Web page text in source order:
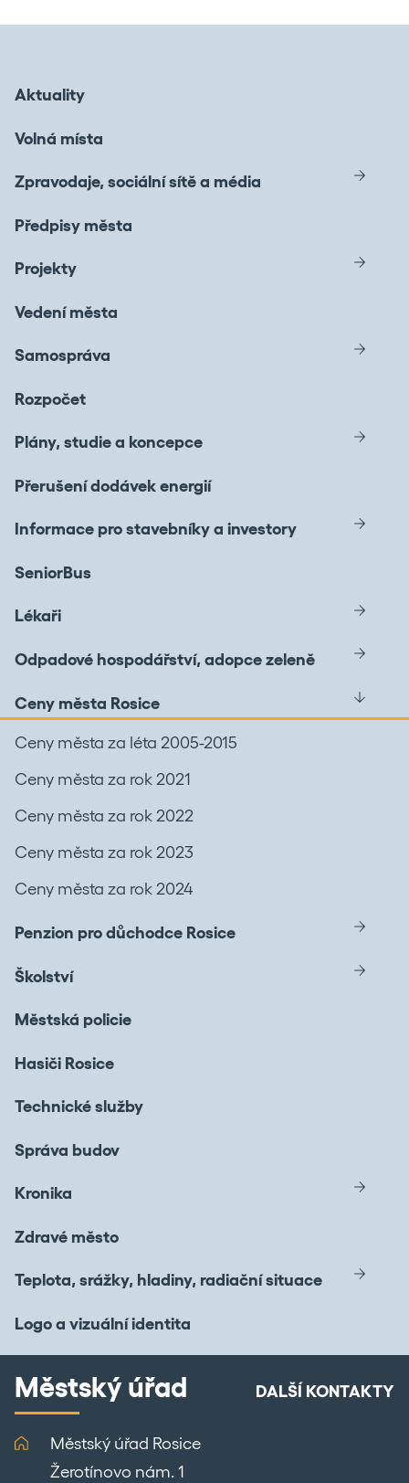
Aktuality
Volná místa
Zpravodaje, sociální sítě a média
Předpisy města
Projekty
Vedení města
Samospráva
Rozpočet
Plány, studie a koncepce
Přerušení dodávek energií
Informace pro stavebníky a investory
SeniorBus
Lékaři
Odpadové hospodářství, adopce zeleně
Ceny města Rosice
Ceny města za léta 2005-2015
Ceny města za rok 2021
Ceny města za rok 2022
Ceny města za rok 2023
Ceny města za rok 2024
Penzion pro důchodce Rosice
Školství
Městská policie
Hasiči Rosice
Technické služby
Správa budov
Kronika
Zdravé město
Teplota, srážky, hladiny, radiační situace
Logo a vizuální identita
Městský úřad DALŠÍ KONTAKTY
Městský úřad Rosice
Žerotínovo nám. 1